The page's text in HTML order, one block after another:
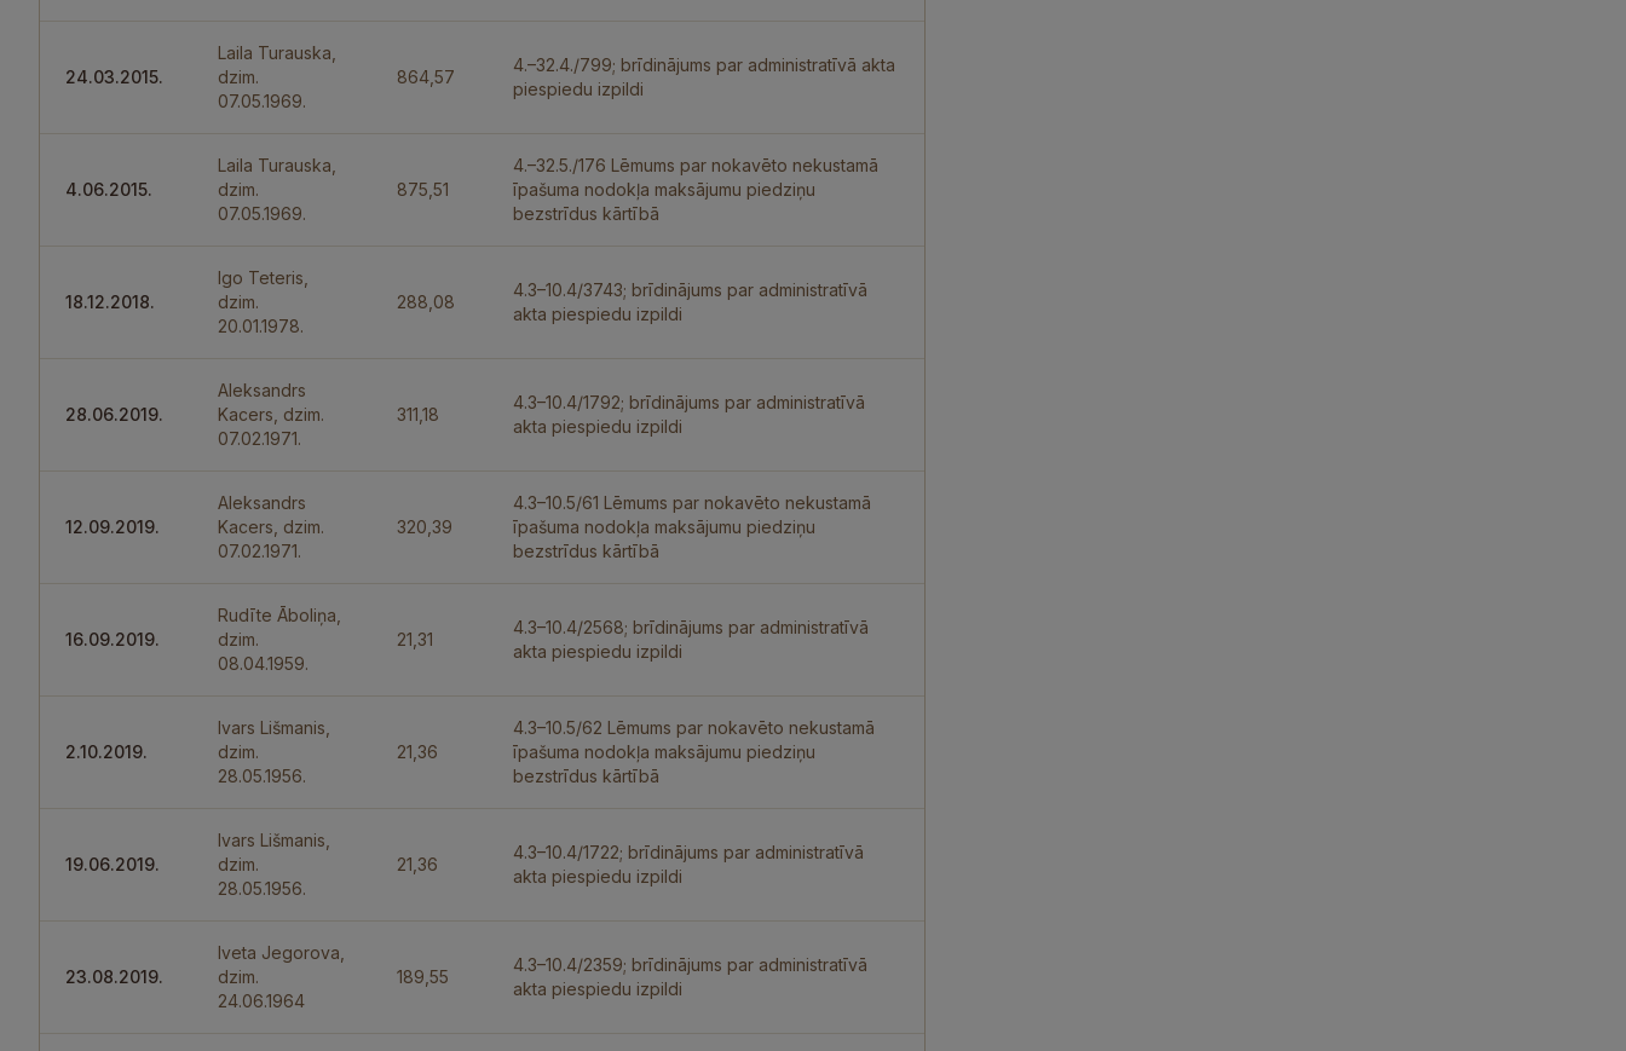
24.03.2015.
Laila Turauska,
dzim.
07.05.1969.
864,57
4.–32.4./799; brīdinājums par administratīvā akta
piespiedu izpildi
4.06.2015.
Laila Turauska,
dzim.
07.05.1969.
875,51
4.–32.5./176 Lēmums par nokavēto nekustamā
īpašuma nodokļa maksājumu piedziņu
bezstrīdus kārtībā
18.12.2018.
Igo Teteris,
dzim.
20.01.1978.
288,08
4.3–10.4/3743; brīdinājums par administratīvā
akta piespiedu izpildi
28.06.2019.
Aleksandrs
Kacers, dzim.
07.02.1971.
311,18
4.3–10.4/1792; brīdinājums par administratīvā
akta piespiedu izpildi
12.09.2019.
Aleksandrs
Kacers, dzim.
07.02.1971.
320,39
4.3–10.5/61 Lēmums par nokavēto nekustamā
īpašuma nodokļa maksājumu piedziņu
bezstrīdus kārtībā
16.09.2019.
Rudīte Āboliņa,
dzim.
08.04.1959.
21,31
4.3–10.4/2568; brīdinājums par administratīvā
akta piespiedu izpildi
2.10.2019.
Ivars Lišmanis,
dzim.
28.05.1956.
21,36
4.3–10.5/62 Lēmums par nokavēto nekustamā
īpašuma nodokļa maksājumu piedziņu
bezstrīdus kārtībā
19.06.2019.
Ivars Lišmanis,
dzim.
28.05.1956.
21,36
4.3–10.4/1722; brīdinājums par administratīvā
akta piespiedu izpildi
23.08.2019.
Iveta Jegorova,
dzim.
24.06.1964
189,55
4.3–10.4/2359; brīdinājums par administratīvā
akta piespiedu izpildi